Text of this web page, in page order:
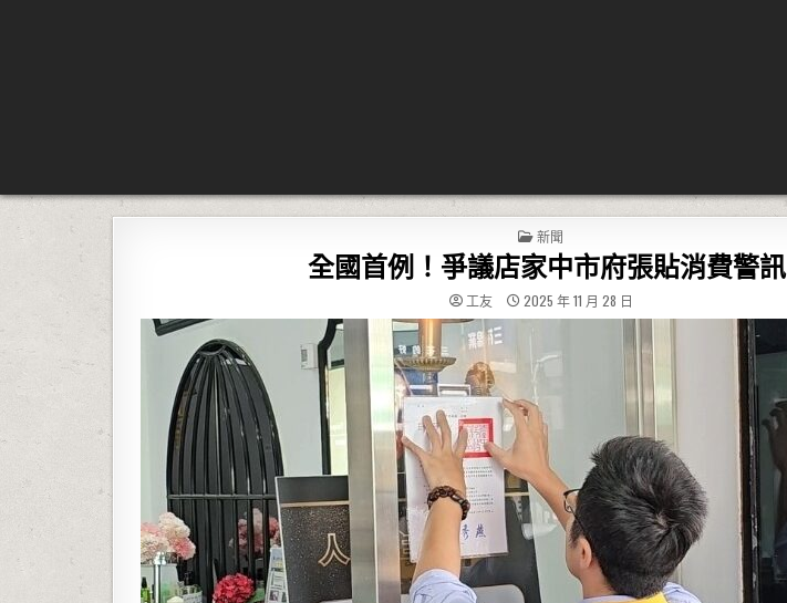
POSTED IN
新聞
全國首例！爭議店家中市府張貼消費警訊
工友 2025 年 11 月 28 日